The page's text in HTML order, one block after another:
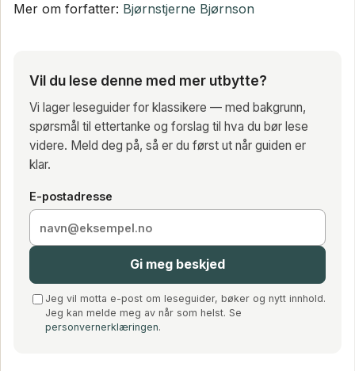
Mer om forfatter: Bjørnstjerne Bjørnson
Vil du lese denne med mer utbytte?
Vi lager leseguider for klassikere — med bakgrunn,
spørsmål til ettertanke og forslag til hva du bør lese
videre. Meld deg på, så er du først ut når guiden er
klar.
E-postadresse
Gi meg beskjed
Jeg vil motta e-post om leseguider, bøker og nytt innhold.
Jeg kan melde meg av når som helst. Se
personvernerklæringen.